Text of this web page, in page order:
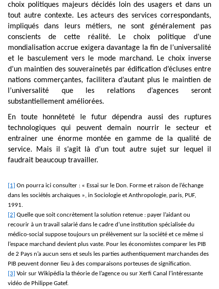
choix politiques majeurs décidés loin des usagers et dans un
tout autre contexte. Les acteurs des services correspondants,
impliqués dans leurs métiers, ne sont généralement pas
conscients de cette réalité. Le choix politique d’une
mondialisation accrue exigera davantage la fin de l’universalité
et le basculement vers le mode marchand. Le choix inverse
d’un maintien des souverainetés par édification d’écluses entre
nations commerçantes, facilitera d’autant plus le maintien de
l’universalité que les relations d’agences seront
substantiellement améliorées.
En toute honnêteté le futur dépendra aussi des ruptures
technologiques qui peuvent demain nourrir le secteur et
entrainer une énorme montée en gamme de la qualité de
service. Mais il s’agit là d’un tout autre sujet sur lequel il
faudrait beaucoup travailler.
[1] On pourra ici consulter : « Essai sur le Don. Forme et raison de l’échange
dans les sociétés archaïques », in Sociologie et Anthropologie, paris, PUF,
1991.
[2] Quelle que soit concrètement la solution retenue : payer l’aidant ou
recourir à un travail salarié dans le cadre d’une institution spécialisée du
médico-social suppose toujours un prélèvement sur la société et ce même si
l’espace marchand devient plus vaste. Pour les économistes comparer les PIB
de 2 Pays n’a aucun sens et seuls les parties authentiquement marchandes des
PIB peuvent donner lieu à des comparaisons porteuses de signification.
[3] Voir sur Wikipédia la théorie de l’agence ou sur Xerfi Canal l’intéressante
vidéo de Philippe Gatef.